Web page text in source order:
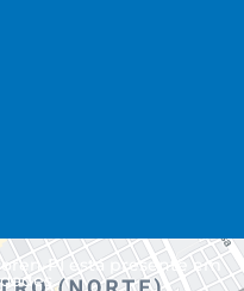
PI está presente em